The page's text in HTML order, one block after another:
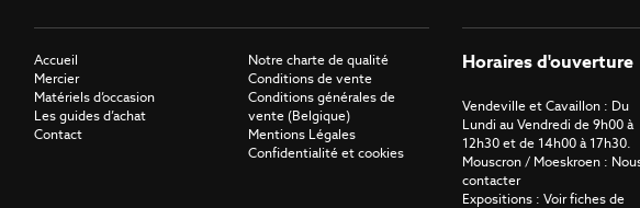
Accueil
Mercier
Matériels d’occasion
Les guides d’achat
Contact
Notre charte de qualité
Conditions de vente
Conditions générales de
vente (Belgique)
Mentions Légales
Confidentialité et cookies
Horaires d'ouverture
Vendeville et Cavaillon : Du
Lundi au Vendredi de 9h00 à
12h30 et de 14h00 à 17h30.
Mouscron / Moeskroen :
contacter
Expositions : Voir fiches de